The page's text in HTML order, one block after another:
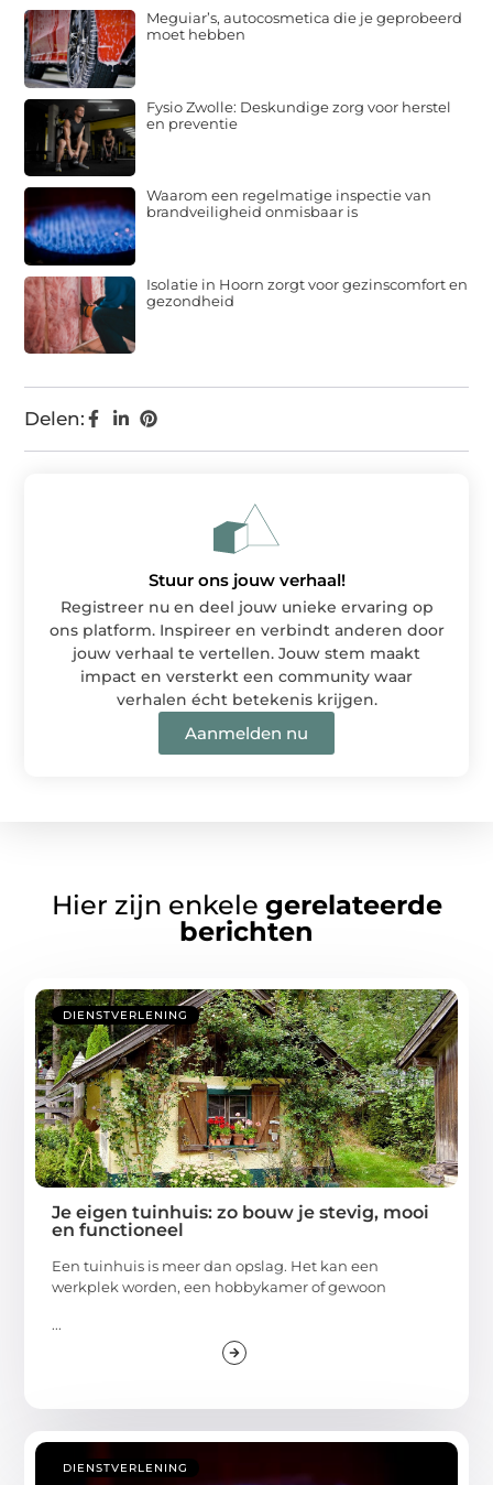
Delen:
Meguiar’s, autocosmetica die je geprobeerd
moet hebben
Fysio Zwolle: Deskundige zorg voor herstel
en preventie
Waarom een regelmatige inspectie van
brandveiligheid onmisbaar is
Isolatie in Hoorn zorgt voor gezinscomfort en
gezondheid
Stuur ons jouw verhaal!
Registreer nu en deel jouw unieke ervaring op
ons platform. Inspireer en verbindt anderen door
jouw verhaal te vertellen. Jouw stem maakt
impact en versterkt een community waar
verhalen écht betekenis krijgen.
Aanmelden nu
Hier zijn enkele gerelateerde
berichten
DIENSTVERLENING
Je eigen tuinhuis: zo bouw je stevig, mooi
en functioneel
Een tuinhuis is meer dan opslag. Het kan een
werkplek worden, een hobbykamer of gewoon
...
DIENSTVERLENING